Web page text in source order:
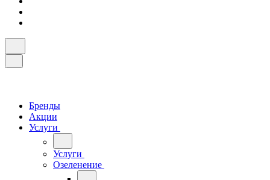
Бренды
Акции
Услуги
Услуги
Озеленение